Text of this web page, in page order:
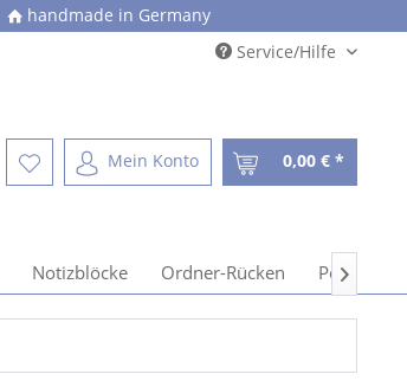
handmade in Germany
Service/Hilfe
Mein Konto 0,00 € *
Notizblöcke Ordner-Rücken Postkarten
